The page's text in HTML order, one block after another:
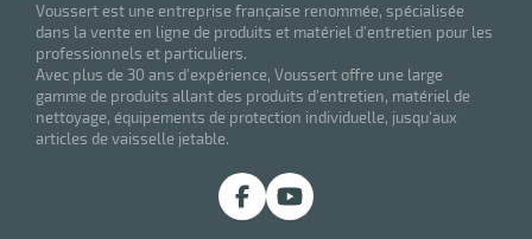
Voussert est une entreprise française renommée, spécialisée
dans la vente en ligne de produits et matériel d'entretien pour les
professionnels et particuliers.
Avec plus de 30 ans d'expérience, Voussert offre une large
gamme de produits allant des produits d'entretien, matériel de
nettoyage, équipements de protection individuelle, jusqu'aux
articles de vaisselle jetable.